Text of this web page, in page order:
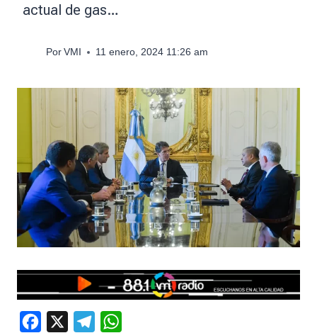
actual de gas…
Por VMI 11 enero, 2024 11:26 am